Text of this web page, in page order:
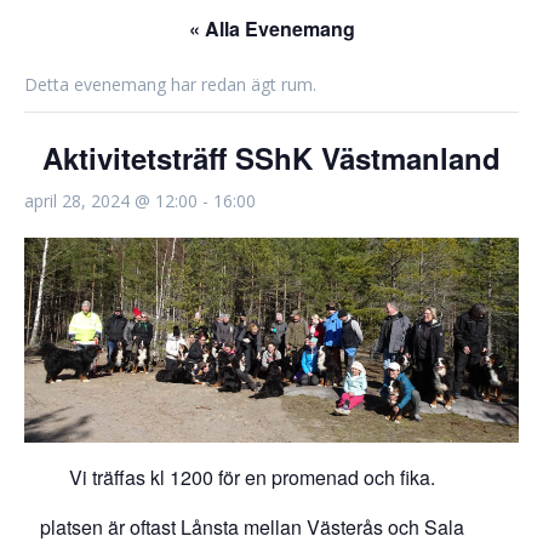
« Alla Evenemang
Detta evenemang har redan ägt rum.
Aktivitetsträff SShK Västmanland
april 28, 2024 @ 12:00 - 16:00
Vi träffas kl 1200 för en promenad och fika.
platsen är oftast Lånsta mellan Västerås och Sala